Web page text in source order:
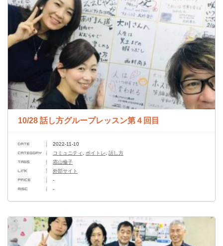
10/28 話し方グループレッスン第４回目
2022-11-10
コミュニティ
ボイトレ
話し方
霜山倫子
外部サイト
-
-